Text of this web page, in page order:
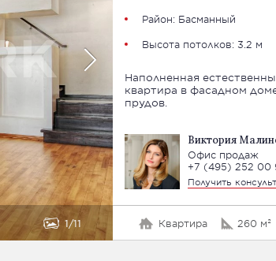
1 11
Район: Басманный
Высота потолков: 3.2 м
Наполненная
квартира в фасадном
прудов.
Виктория
Офис продаж
+7 (495) 252 00
Получить
Квартира 260 м²